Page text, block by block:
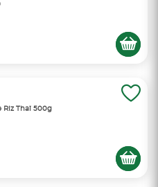
Riz Thaï 500g